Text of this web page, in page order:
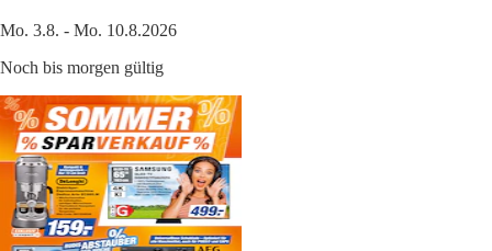
Mo. 3.8. - Mo. 10.8.2026
Noch bis morgen gültig